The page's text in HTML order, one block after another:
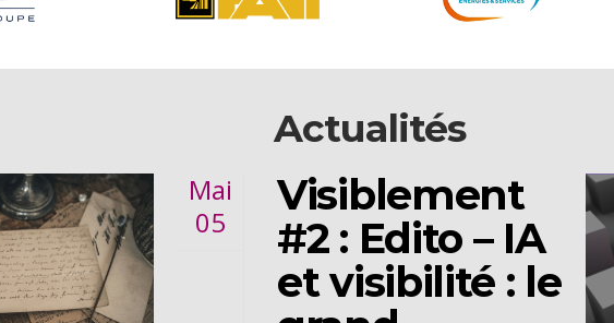
Actualités
Mai
05
Visiblement
#2 : Edito – IA
et visibilité : le